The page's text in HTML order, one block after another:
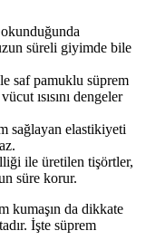
süreli giyimde bile
saf pamuklu süprem
ısısını dengeler
sağlayan elastikiyeti
ile üretilen tişörtler,
süre korur.
kumaşın da dikkate
İşte süprem